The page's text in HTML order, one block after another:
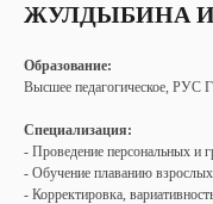
ЖУЛДЫБИНА
Образование:
Высшее педагогическое,
Специализация:
- Проведение персональных и
- Обучение плаванию взрослых
- Корректировка,